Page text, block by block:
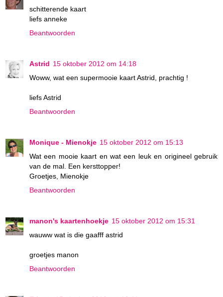
schitterende kaart
liefs anneke
Beantwoorden
Astrid 15 oktober 2012 om 14:18
Woww, wat een supermooie kaart Astrid, prachtig !
liefs Astrid
Beantwoorden
Monique - Mienokje 15 oktober 2012 om 15:13
Wat een mooie kaart en wat een leuk en origineel gebruik
van de mal. Een kersttopper!
Groetjes, Mienokje
Beantwoorden
manon's kaartenhoekje 15 oktober 2012 om 15:31
wauww wat is die gaafff astrid
groetjes manon
Beantwoorden